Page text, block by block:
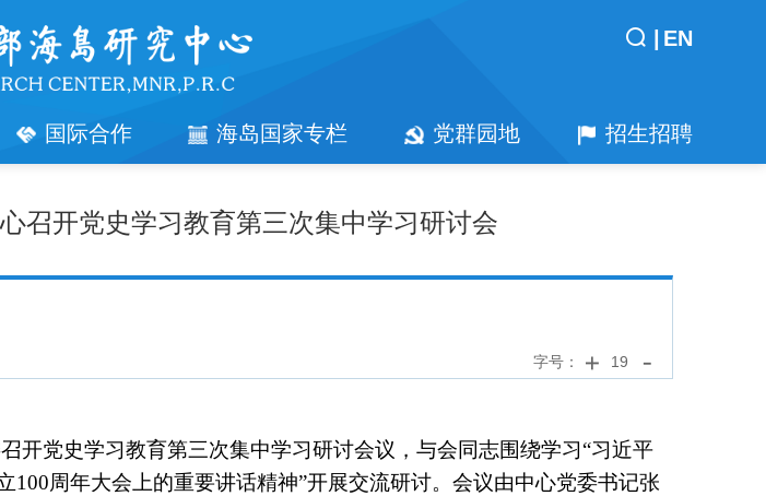
EN
国际合作 海岛国家专栏 党群园地 招生招聘
召开党史学习教育第三次集中学习研讨会
字号： 19
开党史学习教育第三次集中学习研讨会议，与会同志围绕学习“习近平
100周年大会上的重要讲话精神”开展交流研讨。会议由中心党委书记张